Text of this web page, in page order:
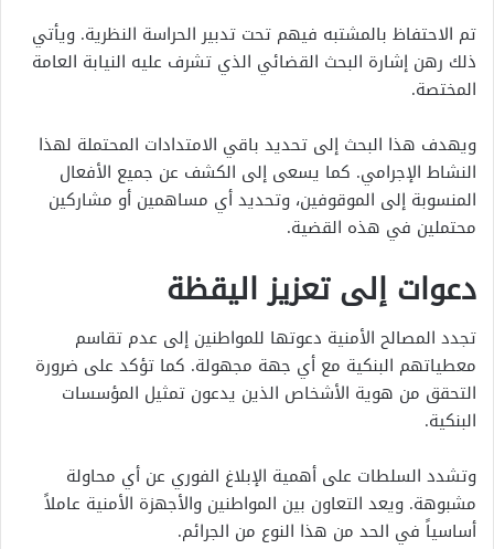
تم الاحتفاظ بالمشتبه فيهم تحت تدبير الحراسة النظرية. ويأتي
ذلك رهن إشارة البحث القضائي الذي تشرف عليه النيابة العامة
المختصة.
ويهدف هذا البحث إلى تحديد باقي الامتدادات المحتملة لهذا
النشاط الإجرامي. كما يسعى إلى الكشف عن جميع الأفعال
المنسوبة إلى الموقوفين، وتحديد أي مساهمين أو مشاركين
محتملين في هذه القضية.
دعوات إلى تعزيز اليقظة
تجدد المصالح الأمنية دعوتها للمواطنين إلى عدم تقاسم
معطياتهم البنكية مع أي جهة مجهولة. كما تؤكد على ضرورة
التحقق من هوية الأشخاص الذين يدعون تمثيل المؤسسات
البنكية.
وتشدد السلطات على أهمية الإبلاغ الفوري عن أي محاولة
مشبوهة. ويعد التعاون بين المواطنين والأجهزة الأمنية عاملاً
أساسياً في الحد من هذا النوع من الجرائم.